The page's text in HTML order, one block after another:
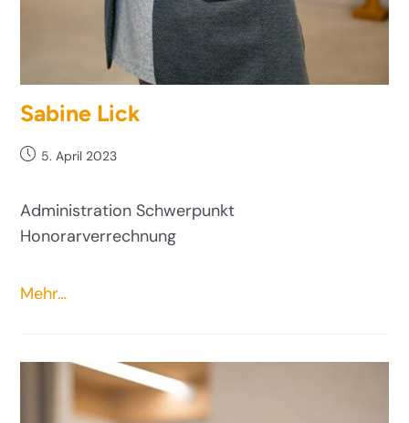
Sabine Lick
5. April 2023
Administration Schwerpunkt
Honorarverrechnung
Mehr…